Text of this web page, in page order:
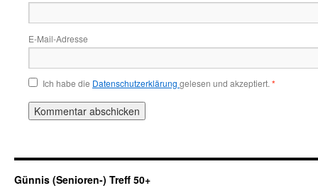
E-Mail-Adresse
Ich habe die Datenschutzerklärung gelesen und akzeptiert. *
Günnis (Senioren-) Treff 50+